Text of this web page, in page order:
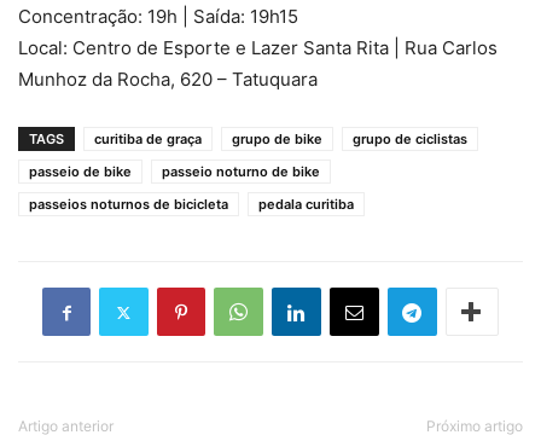
Concentração: 19h | Saída: 19h15
Local: Centro de Esporte e Lazer Santa Rita | Rua Carlos
Munhoz da Rocha, 620 – Tatuquara
TAGS curitiba de graça grupo de bike
grupo de ciclistas
passeio de bike
passeio noturno de bike
passeios noturnos de bicicleta
pedala curitiba
Artigo anterior Próximo artigo